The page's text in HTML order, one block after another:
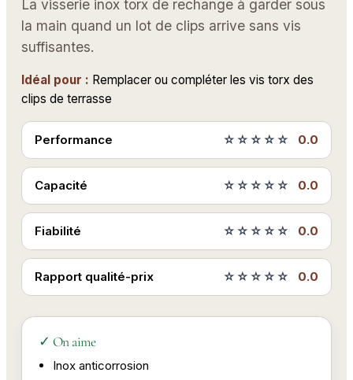
La visserie inox torx de rechange à garder sous
la main quand un lot de clips arrive sans vis
suffisantes.
Idéal pour : Remplacer ou compléter les vis torx des
clips de terrasse
Performance ☆☆☆☆☆ 0.0
Capacité ☆☆☆☆☆ 0.0
Fiabilité ☆☆☆☆☆ 0.0
Rapport qualité-prix ☆☆☆☆☆ 0.0
✓ On aime
Inox anticorrosion